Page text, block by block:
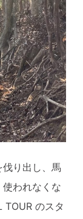
伐り出し、馬
われなくな
TOUR のスタ